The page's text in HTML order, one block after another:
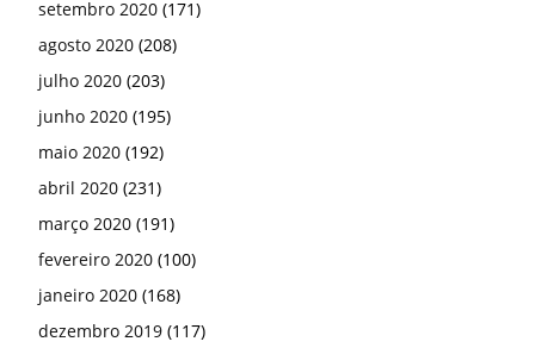
setembro 2020 (171)
agosto 2020 (208)
julho 2020 (203)
junho 2020 (195)
maio 2020 (192)
abril 2020 (231)
março 2020 (191)
fevereiro 2020 (100)
janeiro 2020 (168)
dezembro 2019 (117)